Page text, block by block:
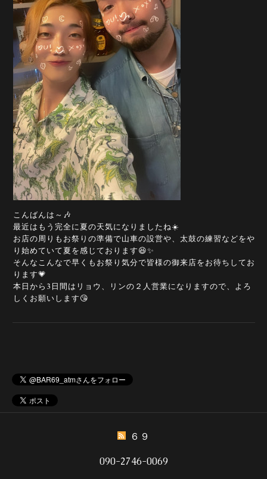
こんばんは～🎶
最近はもう完全に夏の天気になりましたね☀️
お店の周りもお祭りの準備で山車の設営や、太鼓の練習などをや
り始めていて夏を感じております😆✨
そんなこんなで早くもお祭り気分で皆様の御来店をお待ちしてお
ります💗
本日から3日間はリョウ、リンの２人営業になりますので、よろ
しくお願いします😘
６９
090-2746-0069